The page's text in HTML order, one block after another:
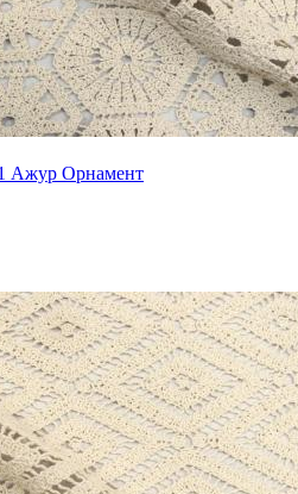
Ажур Орнамент